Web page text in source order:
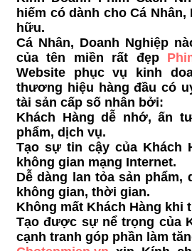
hiếm có dành cho Cá
hữu.
Cá Nhân, Doanh Nghiệp
của tên miền rất đẹp
Website phục vụ kinh
thương hiệu hàng đầu có
tài sản cấp số nhân bởi:
Khách Hàng dễ nhớ, ấn
phẩm, dịch vụ.
Tạo sự tin cậy của Khách
không gian mạng Internet.
Dễ dàng lan tỏa sản
không gian, thời gian.
Không mất Khách Hàng khi
Tạo được sự nể trọng của
cạnh tranh góp phần làm